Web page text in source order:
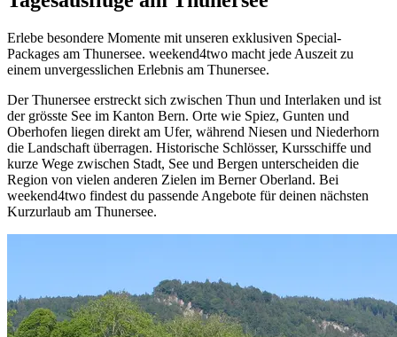
Erlebe besondere Momente mit unseren exklusiven Special-
Packages am Thunersee. weekend4two macht jede Auszeit zu
einem unvergesslichen Erlebnis am Thunersee.
Der Thunersee erstreckt sich zwischen Thun und Interlaken und ist
der grösste See im Kanton Bern. Orte wie Spiez, Gunten und
Oberhofen liegen direkt am Ufer, während Niesen und Niederhorn
die Landschaft überragen. Historische Schlösser, Kursschiffe und
kurze Wege zwischen Stadt, See und Bergen unterscheiden die
Region von vielen anderen Zielen im Berner Oberland. Bei
weekend4two findest du passende Angebote für deinen nächsten
Kurzurlaub am Thunersee.